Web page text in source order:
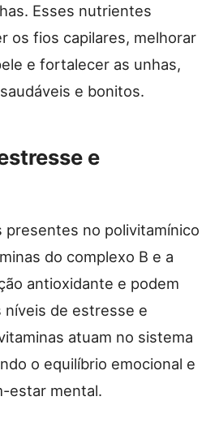
Esses nutrientes
os fios capilares, melhorar
e fortalecer as unhas,
e bonitos.
e
presentes no polivitamínico
do complexo B e a
antioxidante e podem
níveis de estresse e
atuam no sistema
o equilíbrio emocional e
estar mental.